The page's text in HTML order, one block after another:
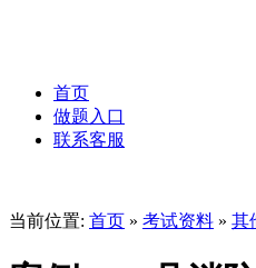
首页
做题入口
联系客服
当前位置: 首页 » 考试资料 » 其